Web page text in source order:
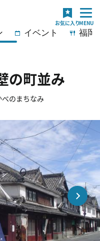
イベント 福岡
の町並み
のまちなみ